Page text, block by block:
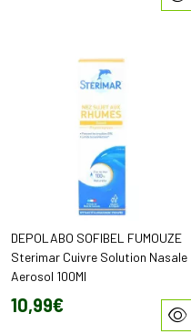
DEPOLABO SOFIBEL FUMOUZE
Sterimar Cuivre Solution Nasale
Aerosol 100Ml
10,99€